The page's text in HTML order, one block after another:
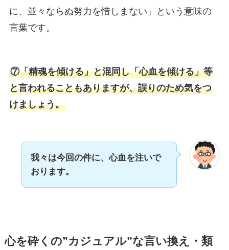
に、並々ならぬ努力を惜しまない」という意味の
言葉です。
⑦「精魂を傾ける」と混同し「心血を傾ける」等
と言われることもありますが、誤りのため気をつ
けましょう。
我々は今回の件に、心血を注いで
おります。
心を砕くの”カジュアル”な言い換え・類